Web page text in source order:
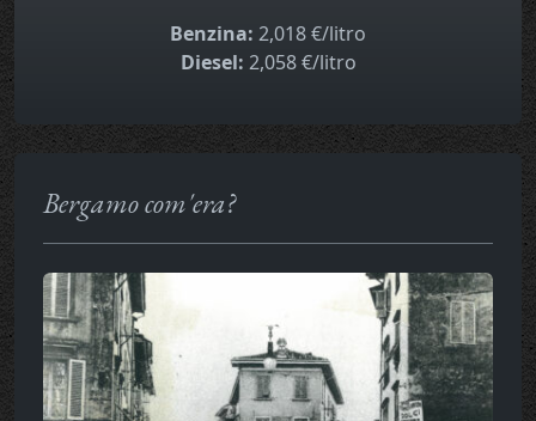
Benzina: 2,018 €/litro
Diesel: 2,058 €/litro
Bergamo com'era?